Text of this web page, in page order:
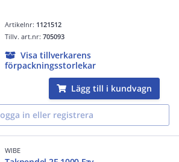
Artikelnr: 1121512
Tillv. art.nr:705093
Visa tillverkarens
förpackningsstorlekar
Lägg till i kundvagn
in eller registrera
WIBE